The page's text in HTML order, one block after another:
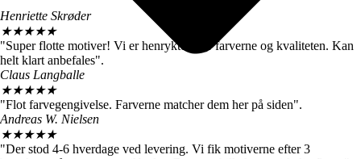
Henriette Skrøder
★★★★★
"Super flotte motiver! Vi er henrykte over farverne og kvaliteten. Kan
helt klart anbefales".
Claus Langballe
★★★★★
"Flot farvegengivelse. Farverne matcher dem her på siden".
Andreas W. Nielsen
★★★★★
"Der stod 4-6 hverdage ved levering. Vi fik motiverne efter 3